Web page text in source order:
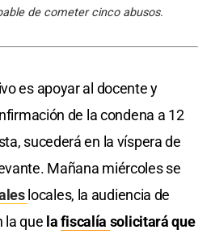
de cometer cinco abusos.
es apoyar al docente y
de la condena a 12
sucederá en la víspera de
Mañana miércoles se
locales, la audiencia de
la que lafiscalía solicitará que